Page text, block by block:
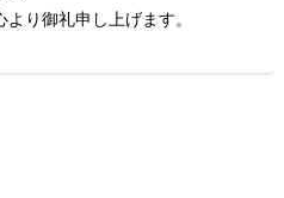
り御礼申し上げます。